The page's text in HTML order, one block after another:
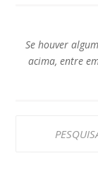
Se houver
acima, entre